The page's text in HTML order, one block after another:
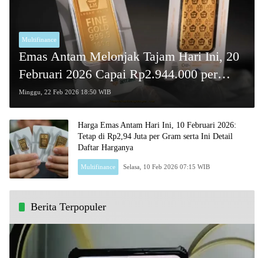
Multifinance
Emas Antam Melonjak Tajam Hari Ini, 20
Februari 2026 Capai Rp2.944.000 per
Gram!
Minggu, 22 Feb 2026 18:50 WIB
Harga Emas Antam Hari Ini, 10 Februari 2026:
Tetap di Rp2,94 Juta per Gram serta Ini Detail
Daftar Harganya
Multifinance Selasa, 10 Feb 2026 07:15 WIB
Berita Terpopuler